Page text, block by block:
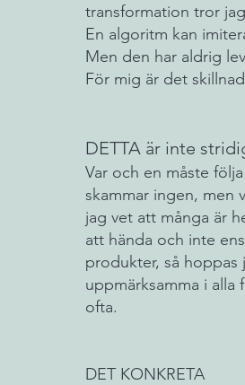
transformation tror
En algoritm kan
Men den har aldrig
För mig är det
DETTA är inte
Var och en måste
skammar ingen, men
jag vet att många är
att hända och inte
produkter, så
uppmärksamma i
ofta.
DET KONKRETA